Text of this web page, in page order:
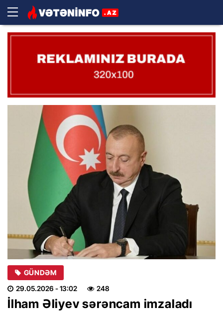
GÜNDƏM
29.05.2026 - 13:02 248
İlham Əliyev sərəncam imzaladı